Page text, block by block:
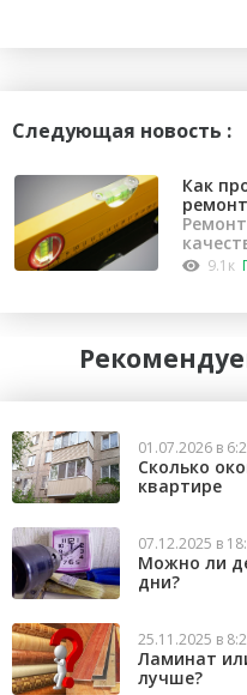
Следующая новость :
Как
9.1к
01.07.2026 в
Сколько
квартире
07.12.2025 в
Можно ли
дни?
25.11.2025 в
Ламинат
лучше?